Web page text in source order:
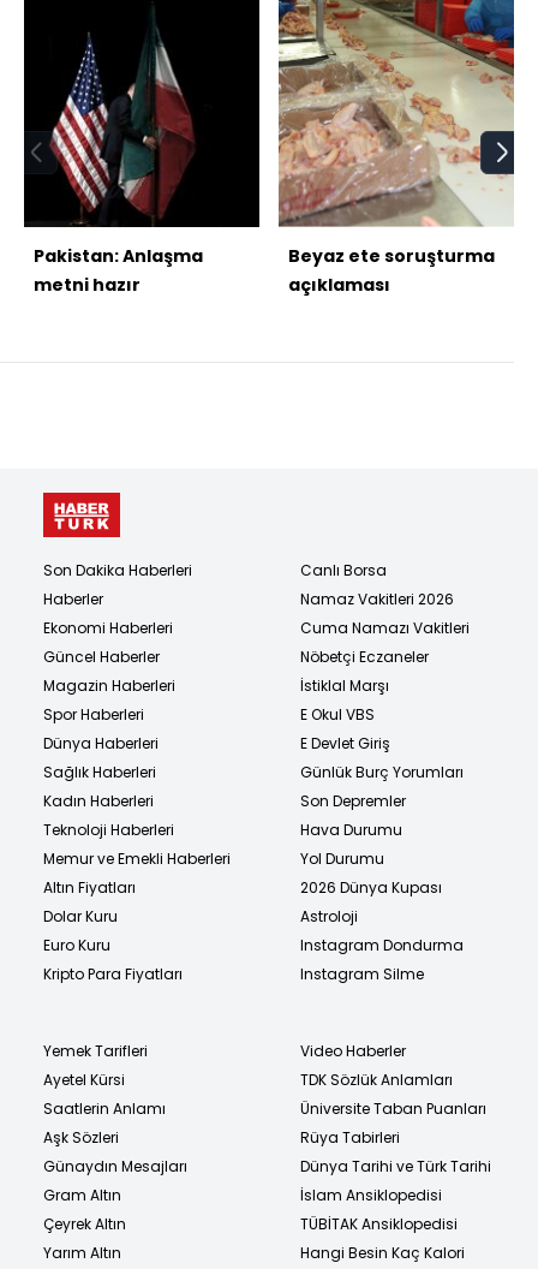
Pakistan: Anlaşma
metni hazır
Beyaz ete soruşturma
açıklaması
Son Dakika Haberleri
Haberler
Ekonomi Haberleri
Güncel Haberler
Magazin Haberleri
Spor Haberleri
Dünya Haberleri
Sağlık Haberleri
Kadın Haberleri
Teknoloji Haberleri
Memur ve Emekli Haberleri
Altın Fiyatları
Dolar Kuru
Euro Kuru
Kripto Para Fiyatları
Canlı Borsa
Namaz Vakitleri 2026
Cuma Namazı Vakitleri
Nöbetçi Eczaneler
İstiklal Marşı
E Okul VBS
E Devlet Giriş
Günlük Burç Yorumları
Son Depremler
Hava Durumu
Yol Durumu
2026 Dünya Kupası
Astroloji
Instagram Dondurma
Instagram Silme
Yemek Tarifleri
Ayetel Kürsi
Saatlerin Anlamı
Aşk Sözleri
Günaydın Mesajları
Gram Altın
Çeyrek Altın
Yarım Altın
Video Haberler
TDK Sözlük Anlamları
Üniversite Taban Puanları
Rüya Tabirleri
Dünya Tarihi ve Türk Tarihi
İslam Ansiklopedisi
TÜBİTAK Ansiklopedisi
Hangi Besin Kaç Kalori